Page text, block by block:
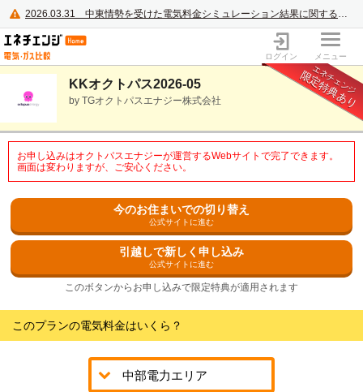
2026.03.31 中東情勢を受けた電気料金シミュレーション結果に関するご案内
電力・ガス比較サイト エネチェンジ
ログイン メニュー
KKオクトパス2026-05
by TGオクトパスエナジー株式会社
エネチェンジ
限定特典あり
お申し込みはオクトパスエナジーが運営するWebサイトで完了できます。
画面は変わりますが、ご安心ください。
今のお住まいでの切り替え
公式サイトに進む
引越しで新しく申し込み
公式サイトに進む
このボタンからお申し込みで限定特典が適用されます
このプランの電気料金はいくら？